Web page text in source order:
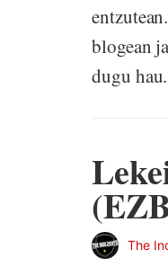
blogean
dugu
The